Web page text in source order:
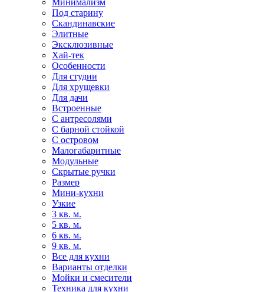
Минимализм
Под старину
Скандинавские
Элитные
Эксклюзивные
Хай-тек
Особенности
Для студии
Для хрущевки
Для дачи
Встроенные
С антресолями
С барной стойкой
С островом
Малогабаритные
Модульные
Скрытые ручки
Размер
Мини-кухни
Узкие
3 кв. м.
5 кв. м.
6 кв. м.
9 кв. м.
Все для кухни
Варианты отделки
Мойки и смесители
Техника для кухни